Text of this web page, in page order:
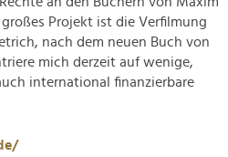
großes Projekt ist die Verfilmung
nach dem neuen Buch von
mich derzeit auf wenige,
international finanzierbare